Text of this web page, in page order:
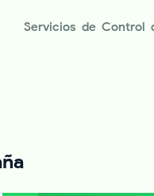
Servicios de Control